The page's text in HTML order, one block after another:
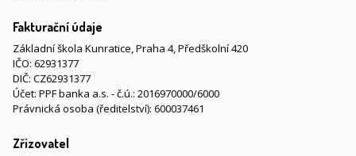
Fakturační údaje
Základní škola Kunratice, Praha 4, Předškolní 420
IČO: 62931377
DIČ: CZ62931377
Účet: PPF banka a.s. - č.ú.: 2016970000/6000
Právnická osoba (ředitelství): 600037461
Zřizovatel